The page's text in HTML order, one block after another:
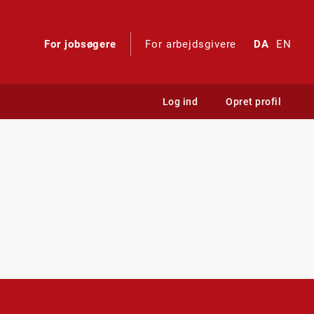
For jobsøgere For arbejdsgivere DA EN
Log ind Opret profil